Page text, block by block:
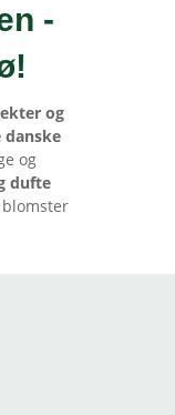
-
!
og
danske
og
dufte